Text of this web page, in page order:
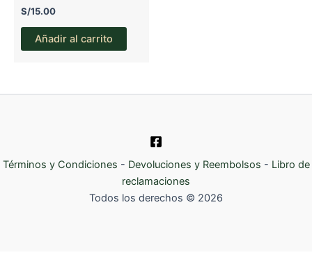
S/15.00
Añadir al carrito
Términos y Condiciones - Devoluciones y Reembolsos - Libro de
reclamaciones
Todos los derechos © 2026